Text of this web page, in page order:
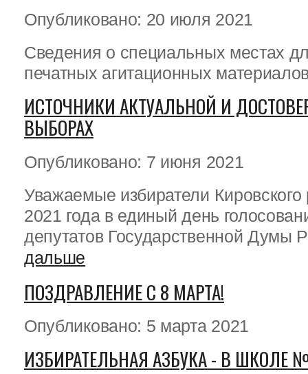
Опубликовано: 20 июля 2021
Сведения о специальных местах
печатных агитационных
ИСТОЧНИКИ АКТУАЛЬНОЙ И
ВЫБОРАХ
Опубликовано: 7 июня 2021
Уважаемые избиратели
2021 года в единый день
депутатов Государственной Думы
дальше
ПОЗДРАВЛЕНИЕ С 8 МАРТА!
Опубликовано: 5 марта 2021
ИЗБИРАТЕЛЬНАЯ АЗБУКА - В ШКОЛЕ